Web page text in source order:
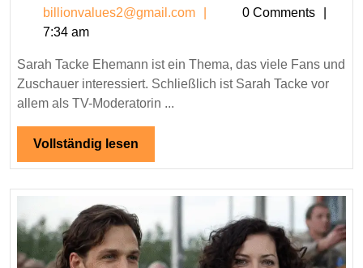
Ehemann
Alles
über
TV-
billionvalues2@gmail.com
0 Comments
7:34 am
Sarah Tacke Ehemann ist ein Thema, das viele Fans und
Zuschauer interessiert. Schließlich ist Sarah Tacke vor
allem als TV-Moderatorin ...
Vollständig lesen
lesen